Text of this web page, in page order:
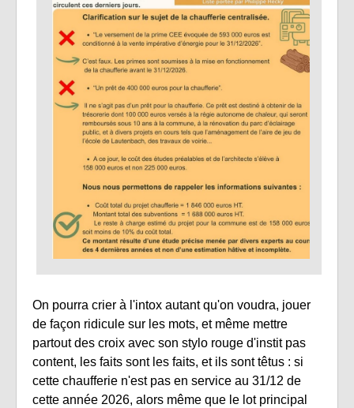
On pourra crier à l'intox autant qu'on voudra, jouer
de façon ridicule sur les mots, et même mettre
partout des croix avec son stylo rouge d'instit pas
content, les faits sont les faits, et ils sont têtus : si
cette chaufferie n'est pas en service au 31/12 de
cette année 2026, alors même que le lot principal